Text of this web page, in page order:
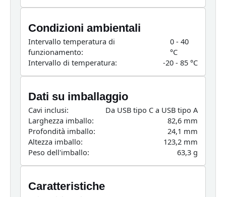
Condizioni ambientali
Intervallo temperatura di
funzionamento:
0 - 40
°C
Intervallo di temperatura:
-20 - 85 °C
Dati su imballaggio
Cavi inclusi:
Da USB tipo C a USB tipo A
Larghezza imballo:
82,6 mm
Profondità imballo:
24,1 mm
Altezza imballo:
123,2 mm
Peso dell'imballo:
63,3 g
Caratteristiche